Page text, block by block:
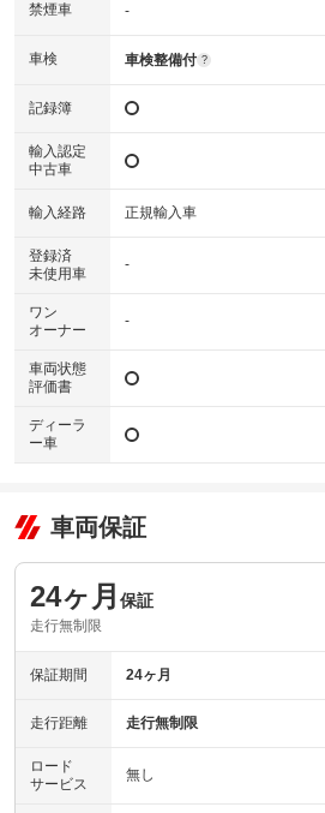
下さい。
および表示項目が異なる場合がございます。
※グー鑑定の評価はあくまでも記載してい
禁煙車 -
車検 車検整備付 ?
記録簿
輸入認定
中古車
輸入経路 正規輸入車
登録済
未使用車
-
ワン
オーナー
-
車両状態
評価書
ディーラ
ー車
車両保証
24ヶ月 保証
走行無制限
保証期間 24ヶ月
走行距離 走行無制限
ロード
サービス
無し